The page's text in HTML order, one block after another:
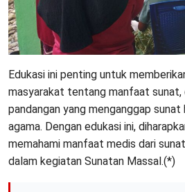
Edukasi ini penting untuk
masyarakat tentang manfaat sunat,
pandangan yang menganggap sunat
agama. Dengan edukasi ini,
memahami manfaat medis dari
dalam kegiatan Sunatan Massal.(*)